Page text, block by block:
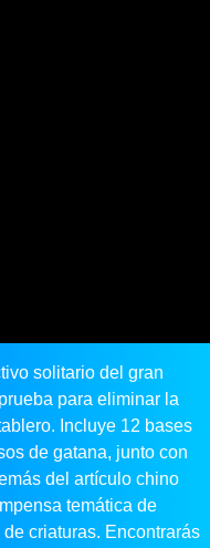
solitario del gran
para eliminar la
Incluye 12 bases
de gatana, junto con
del artículo chino
temática de
criaturas. Encontrarás